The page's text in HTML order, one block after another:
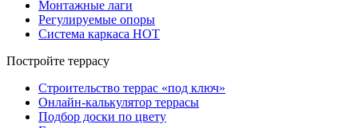
Монтажные лаги
Регулируемые опоры
Система каркаса НОТ
Постройте террасу
Строительство террас «под ключ»
Онлайн-калькулятор террасы
Подбор доски по цвету